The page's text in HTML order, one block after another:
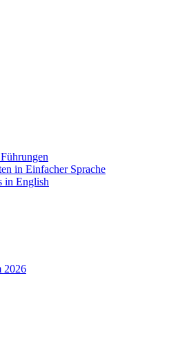
in Einfacher Sprache
in English
2026